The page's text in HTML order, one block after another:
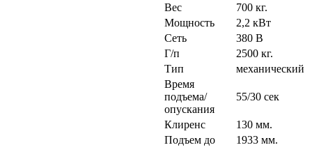
Вес
700 кг.
Мощность
2,2 кВт
Сеть
380 В
Г/п
2500 кг.
Тип
механический
Время
подъема/
опускания
55/30 сек
Клиренс
130 мм.
Подъем до
1933 мм.